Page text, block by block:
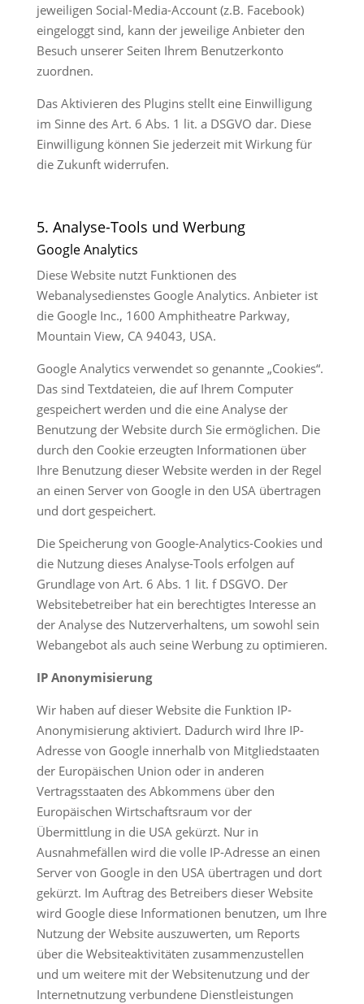
jeweiligen Social-Media-Account (z.B. Facebook)
eingeloggt sind, kann der jeweilige Anbieter den
Besuch unserer Seiten Ihrem Benutzerkonto
zuordnen.
Das Aktivieren des Plugins stellt eine Einwilligung
im Sinne des Art. 6 Abs. 1 lit. a DSGVO dar. Diese
Einwilligung können Sie jederzeit mit Wirkung für
die Zukunft widerrufen.
5. Analyse-Tools und Werbung
Google Analytics
Diese Website nutzt Funktionen des
Webanalysedienstes Google Analytics. Anbieter ist
die Google Inc., 1600 Amphitheatre Parkway,
Mountain View, CA 94043, USA.
Google Analytics verwendet so genannte „Cookies“.
Das sind Textdateien, die auf Ihrem Computer
gespeichert werden und die eine Analyse der
Benutzung der Website durch Sie ermöglichen. Die
durch den Cookie erzeugten Informationen über
Ihre Benutzung dieser Website werden in der Regel
an einen Server von Google in den USA übertragen
und dort gespeichert.
Die Speicherung von Google-Analytics-Cookies und
die Nutzung dieses Analyse-Tools erfolgen auf
Grundlage von Art. 6 Abs. 1 lit. f DSGVO. Der
Websitebetreiber hat ein berechtigtes Interesse an
der Analyse des Nutzerverhaltens, um sowohl sein
Webangebot als auch seine Werbung zu optimieren.
IP Anonymisierung
Wir haben auf dieser Website die Funktion IP-
Anonymisierung aktiviert. Dadurch wird Ihre IP-
Adresse von Google innerhalb von Mitgliedstaaten
der Europäischen Union oder in anderen
Vertragsstaaten des Abkommens über den
Europäischen Wirtschaftsraum vor der
Übermittlung in die USA gekürzt. Nur in
Ausnahmefällen wird die volle IP-Adresse an einen
Server von Google in den USA übertragen und dort
gekürzt. Im Auftrag des Betreibers dieser Website
wird Google diese Informationen benutzen, um Ihre
Nutzung der Website auszuwerten, um Reports
über die Websiteaktivitäten zusammenzustellen
und um weitere mit der Websitenutzung und der
Internetnutzung verbundene Dienstleistungen